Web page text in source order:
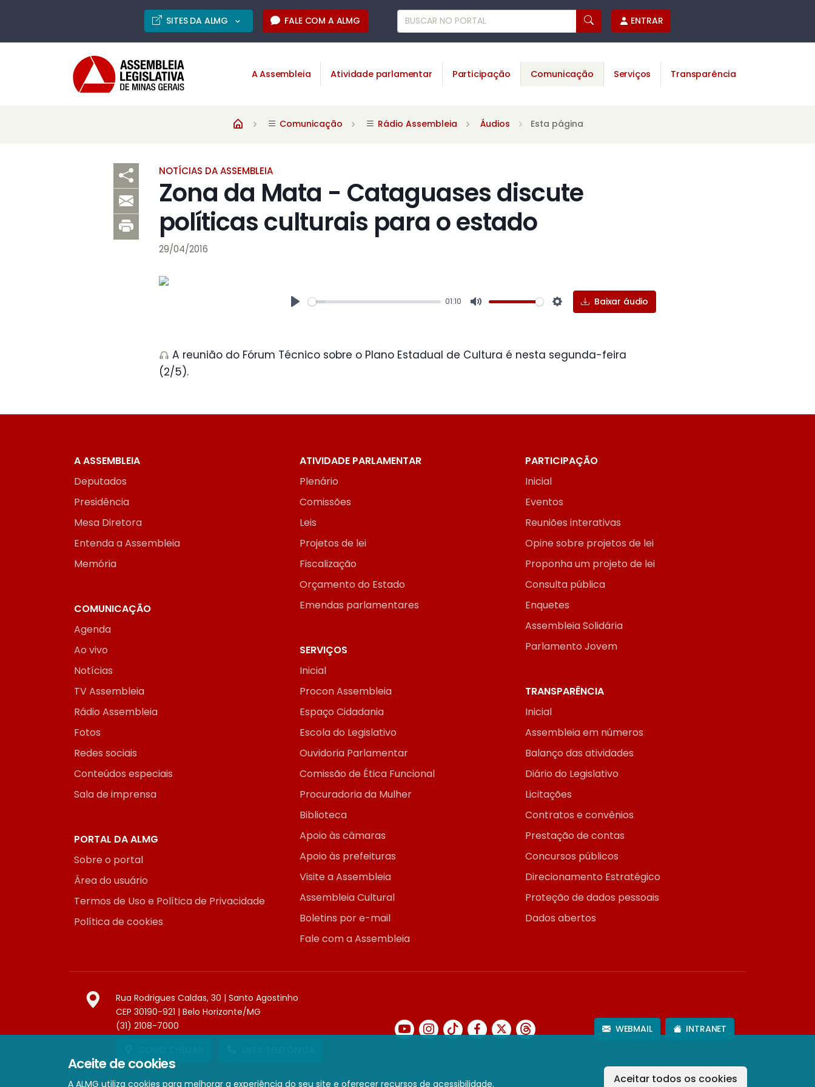
Aceite de cookies
A ALMG utiliza cookies para melhorar a experiência do seu site e oferecer recursos de acessibilidade. Aceitar todos os cookies
SITES DA ALMG FALE COM A ALMG ENTRAR
A Assembleia Atividade parlamentar Participação Comunicação Serviços Transparência
Comunicação Rádio Assembleia Áudios Esta página
NOTÍCIAS DA ASSEMBLEIA
Zona da Mata - Cataguases discute
políticas culturais para o estado
29/04/2016
01:10
Settings
Baixar áudio
A reunião do Fórum Técnico sobre o Plano Estadual de Cultura é nesta segunda-feira
(2/5).
A ASSEMBLEIA
Deputados
Presidência
Mesa Diretora
Entenda a Assembleia
Memória
ATIVIDADE PARLAMENTAR
Plenário
Comissões
Leis
Projetos de lei
Fiscalização
Orçamento do Estado
Emendas parlamentares
PARTICIPAÇÃO
Inicial
Eventos
Reuniões interativas
Opine sobre projetos de lei
Proponha um projeto de lei
Consulta pública
Enquetes
Assembleia Solidária
Parlamento Jovem
COMUNICAÇÃO
Agenda
Ao vivo
Notícias
TV Assembleia
Rádio Assembleia
Fotos
Redes sociais
Conteúdos especiais
Sala de imprensa
SERVIÇOS
Inicial
Procon Assembleia
Espaço Cidadania
Escola do Legislativo
Ouvidoria Parlamentar
Comissão de Ética Funcional
Procuradoria da Mulher
Biblioteca
Apoio às câmaras
Apoio às prefeituras
Visite a Assembleia
Assembleia Cultural
Boletins por e-mail
Fale com a Assembleia
TRANSPARÊNCIA
Inicial
Assembleia em números
Balanço das atividades
Diário do Legislativo
Licitações
Contratos e convênios
Prestação de contas
Concursos públicos
Direcionamento Estratégico
Proteção de dados pessoais
Dados abertos
PORTAL DA ALMG
Sobre o portal
Área do usuário
Termos de Uso e Política de Privacidade
Política de cookies
Rua Rodrigues Caldas, 30 | Santo Agostinho
CEP 30190-921 | Belo Horizonte/MG
(31) 2108-7000
WEBMAIL INTRANET